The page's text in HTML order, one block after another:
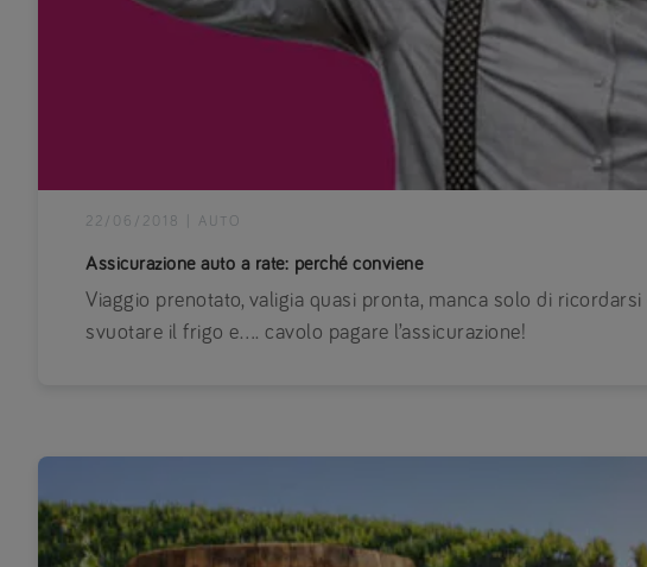
Assicurazione auto a rate: perché conviene
22/06/2018 AUTO
Viaggio prenotato, valigia quasi pronta, manca solo di
svuotare il frigo e…. cavolo pagare l’assicurazione!